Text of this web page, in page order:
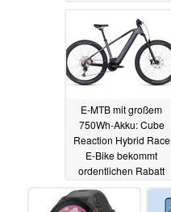
E-MTB mit großem
750Wh-Akku: Cube
Reaction Hybrid Race
E-Bike bekommt
ordentlichen Rabatt